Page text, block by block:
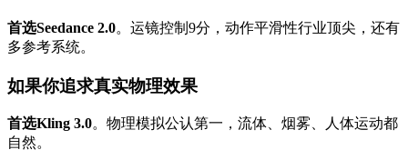
首选Seedance 2.0。运镜控制9分，动作平滑性行业顶尖，还有
多参考系统。
如果你追求真实物理效果
首选Kling 3.0。物理模拟公认第一，流体、烟雾、人体运动都
自然。